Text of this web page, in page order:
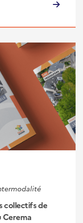
collectifs de
Cerema